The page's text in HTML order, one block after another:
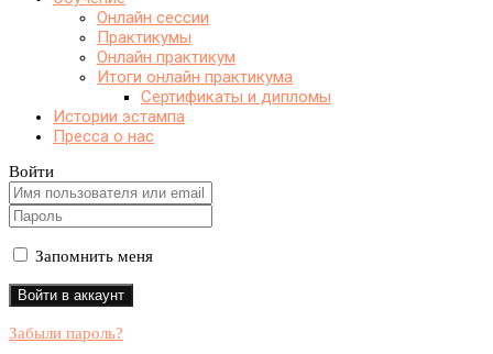
Онлайн сессии
Практикумы
Онлайн практикум
Итоги онлайн практикума
Сертификаты и дипломы
Истории эстампа
Пресса о нас
Войти
Запомнить меня
Забыли пароль?